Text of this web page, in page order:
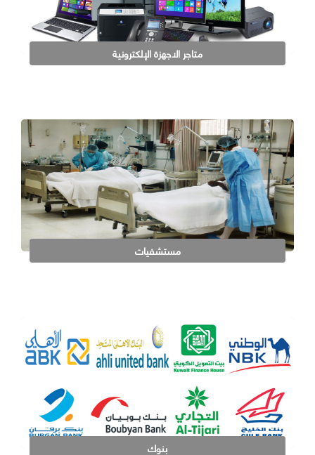
متاجر الاجهزة الإلكترونية
مستشفيات
بنوك